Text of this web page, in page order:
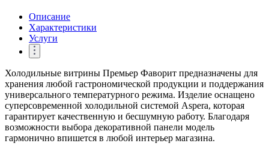
Описание
Характеристики
Услуги
Холодильные витрины Премьер Фаворит предназначены для
хранения любой гастрономической продукции и поддержания
универсального температурного режима. Изделие оснащено
суперсовременной холодильной системой Aspera, которая
гарантирует качественную и бесшумную работу. Благодаря
возможности выбора декоративной панели модель
гармонично впишется в любой интерьер магазина.